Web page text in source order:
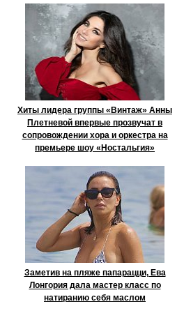
Хиты лидера группы «Винтаж» Анны
Плетневой впервые прозвучат в
сопровождении хора и оркестра на
премьере шоу «Ностальгия»
Заметив на пляже папарацци, Ева
Лонгория дала мастер класс по
натиранию себя маслом